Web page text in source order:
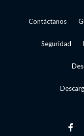
Contáctanos
Seguridad